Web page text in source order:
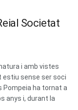
Societat
i amb vistes
estiu sense ser soci
Pompeia ha tornat a
anys i, durant la